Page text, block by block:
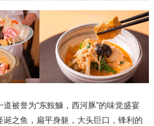
被誉为“东鮟鱇，西河豚”的味觉盛宴
之鱼，扁平身躯，大头巨口，锋利的